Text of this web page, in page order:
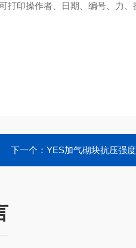
打印操作者、日期、编号、力
下一个： YES加气砌块抗压强度试